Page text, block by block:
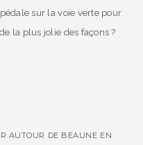
sur la voie verte pour
la plus jolie des façons ?
AUTOUR DE BEAUNE EN